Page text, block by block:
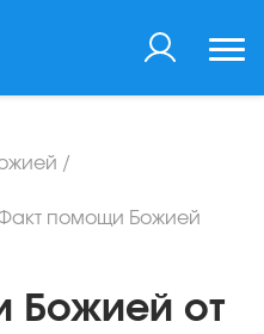
/
помощи Божией
Божией от